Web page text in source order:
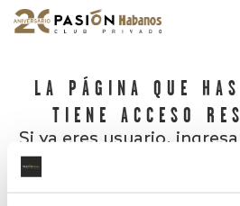
LA PÁGINA QUE
TIENE ACCESO
Si ya eres usuario,